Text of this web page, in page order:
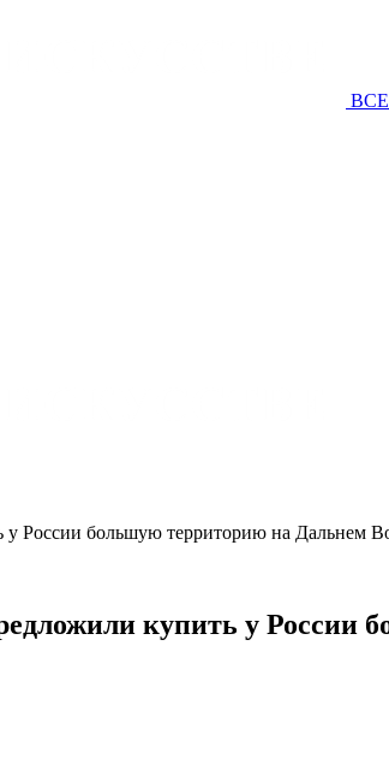
большую территорию на Дальнем
купить у России